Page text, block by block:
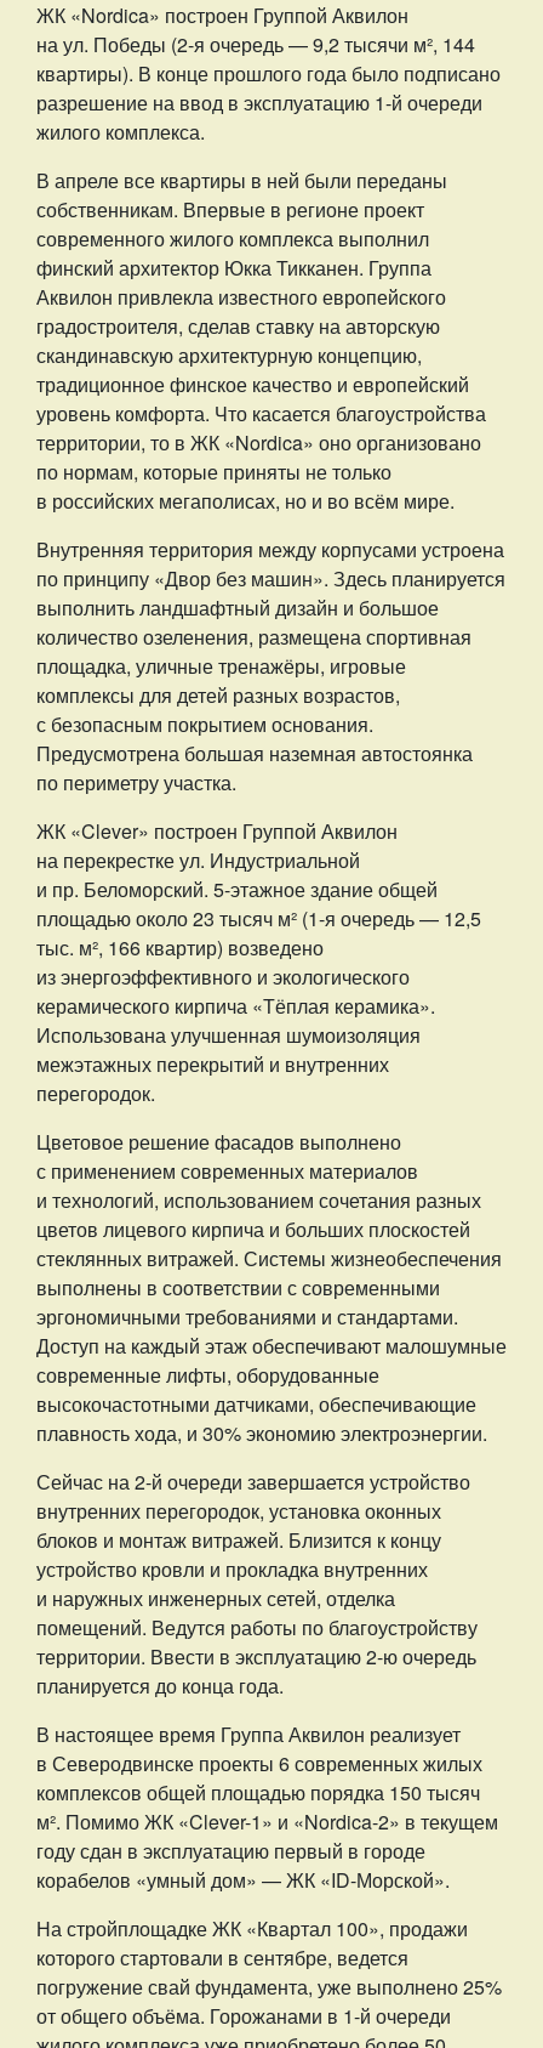
ЖК «Nordica» построен Группой Аквилон
на ул. Победы (2-я очередь — 9,2 тысячи м², 144
квартиры). В конце прошлого года было подписано
разрешение на ввод в эксплуатацию 1-й очереди
жилого комплекса.
В апреле все квартиры в ней были переданы
собственникам. Впервые в регионе проект
современного жилого комплекса выполнил
финский архитектор Юкка Тикканен. Группа
Аквилон привлекла известного европейского
градостроителя, сделав ставку на авторскую
скандинавскую архитектурную концепцию,
традиционное финское качество и европейский
уровень комфорта. Что касается благоустройства
территории, то в ЖК «Nordica» оно организовано
по нормам, которые приняты не только
в российских мегаполисах, но и во всём мире.
Внутренняя территория между корпусами устроена
по принципу «Двор без машин». Здесь планируется
выполнить ландшафтный дизайн и большое
количество озеленения, размещена спортивная
площадка, уличные тренажёры, игровые
комплексы для детей разных возрастов,
с безопасным покрытием основания.
Предусмотрена большая наземная автостоянка
по периметру участка.
ЖК «Clever» построен Группой Аквилон
на перекрестке ул. Индустриальной
и пр. Беломорский. 5-этажное здание общей
площадью около 23 тысяч м² (1-я очередь — 12,5
тыс. м², 166 квартир) возведено
из энергоэффективного и экологического
керамического кирпича «Тёплая керамика».
Использована улучшенная шумоизоляция
межэтажных перекрытий и внутренних
перегородок.
Цветовое решение фасадов выполнено
с применением современных материалов
и технологий, использованием сочетания разных
цветов лицевого кирпича и больших плоскостей
стеклянных витражей. Системы жизнеобеспечения
выполнены в соответствии с современными
эргономичными требованиями и стандартами.
Доступ на каждый этаж обеспечивают малошумные
современные лифты, оборудованные
высокочастотными датчиками, обеспечивающие
плавность хода, и 30% экономию электроэнергии.
Сейчас на 2-й очереди завершается устройство
внутренних перегородок, установка оконных
блоков и монтаж витражей. Близится к концу
устройство кровли и прокладка внутренних
и наружных инженерных сетей, отделка
помещений. Ведутся работы по благоустройству
территории. Ввести в эксплуатацию 2-ю очередь
планируется до конца года.
В настоящее время Группа Аквилон реализует
в Северодвинске проекты 6 современных жилых
комплексов общей площадью порядка 150 тысяч
м². Помимо ЖК «Clever-1» и «Nordica-2» в текущем
году сдан в эксплуатацию первый в городе
корабелов «умный дом» — ЖК «ID-Морской».
На стройплощадке ЖК «Квартал 100», продажи
которого стартовали в сентябре, ведется
погружение свай фундамента, уже выполнено 25%
от общего объёма. Горожанами в 1-й очереди